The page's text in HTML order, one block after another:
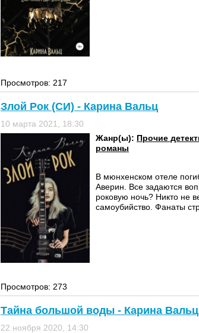
Просмотров: 217
Злой Рок (СИ) - Карина Вальц
10 марта 2021, 18:30
Жанр(ы): Прочие
романы
В мюнхенском отеле
Аверин. Все задаются
роковую ночь? Никто не
самоубийство. Фанаты
Просмотров: 273
Тайна большой воды - Карина Вальц
22 ноября 2020, 14:30